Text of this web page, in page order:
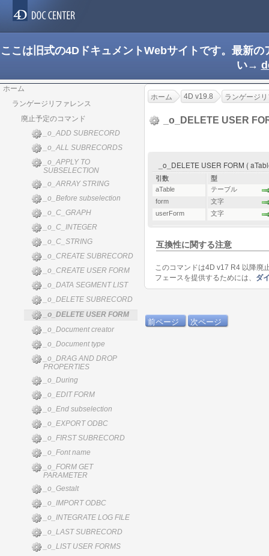
ここは旧式の4DドキュメントWebサイトです。最新
い→
ホーム
ランゲージリファレンス
廃止予定のコマンド
_o_ADD SUBRECORD
_o_ALL SUBRECORDS
_o_APPLY TO
SUBSELECTION
_o_ARRAY STRING
_o_Before subselection
_o_C_GRAPH
_o_C_INTEGER
_o_C_STRING
_o_CREATE SUBRECORD
_o_CREATE USER FORM
_o_DATA SEGMENT LIST
_o_DELETE SUBRECORD
_o_DELETE USER FORM
_o_Document creator
_o_Document type
_o_DRAG AND DROP
PROPERTIES
_o_During
_o_EDIT FORM
_o_End subselection
_o_EXPORT ODBC
_o_FIRST SUBRECORD
_o_Font name
_o_FORM GET
PARAMETER
_o_Gestalt
_o_IMPORT ODBC
_o_INTEGRATE LOG FILE
_o_LAST SUBRECORD
_o_LIST USER FORMS
ホーム 4D v19.8 ランゲージ
_o_DELETE USER
_o_DELETE USER FORM (
引数
型
aTable
テーブル
form
文字
userForm
文字
互換性に関する注意
このコマンドは4D v17 R4 以降廃
フェースを提供するためには、 ダ
前ページ 次ページ